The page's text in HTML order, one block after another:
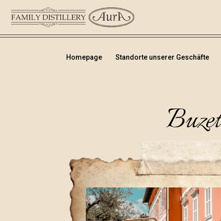
Homepage Standorte unserer Geschäfte
Buzet